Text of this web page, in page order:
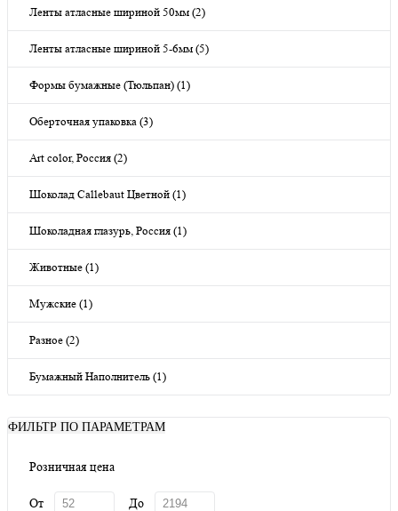
Ленты атласные шириной 50мм (2)
Ленты атласные шириной 5-6мм (5)
Формы бумажные (Тюльпан) (1)
Оберточная упаковка (3)
Art color, Россия (2)
Шоколад Callebaut Цветной (1)
Шоколадная глазурь, Россия (1)
Животные (1)
Мужские (1)
Разное (2)
Бумажный Наполнитель (1)
ФИЛЬТР ПО ПАРАМЕТРАМ
Розничная цена
От До